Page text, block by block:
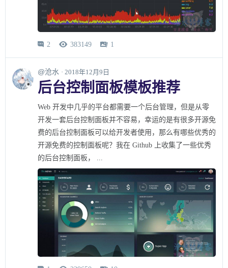
 2  383149  1
@沧水 · 2018年12月9日
后台控制面板模板推荐
Web 开发中几乎的平台都需要一个后台管理，但是从零
开发一套后台控制面板并不容易，幸运的是有很多开源免
费的后台控制面板可以给开发者使用，那么有哪些优秀的
开源免费的控制面板呢？我在 Github 上收集了一些优秀
的后台控制面板， ...